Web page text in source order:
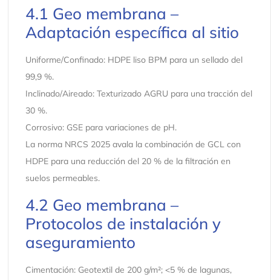
4.1 Geo membrana –
Adaptación específica al sitio
Uniforme/Confinado: HDPE liso BPM para un sellado del
99,9 %.
Inclinado/Aireado: Texturizado AGRU para una tracción del
30 %.
Corrosivo: GSE para variaciones de pH.
La norma NRCS 2025 avala la combinación de GCL con
HDPE para una reducción del 20 % de la filtración en
suelos permeables.
4.2 Geo membrana –
Protocolos de instalación y
aseguramiento
Cimentación: Geotextil de 200 g/m²; <5 % de lagunas,